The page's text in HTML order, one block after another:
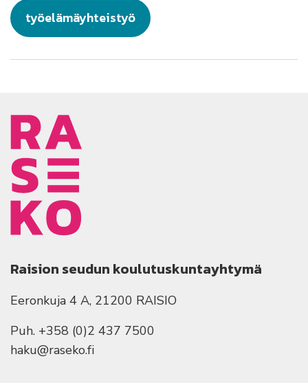
työelämäyhteistyö
Raision seudun koulutuskuntayhtymä
Eeronkuja 4 A, 21200 RAISIO
Puh. +358 (0)2 437 7500
haku@raseko.fi